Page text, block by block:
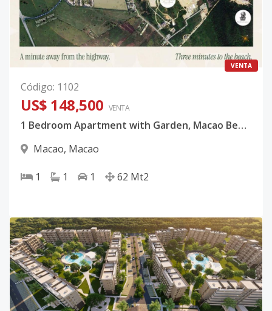
VENTA
Código: 1102
US$ 148,500 VENTA
1 Bedroom Apartment with Garden, Macao Beach, Punta Cana
Macao, Macao
1 1 1 62 Mt2